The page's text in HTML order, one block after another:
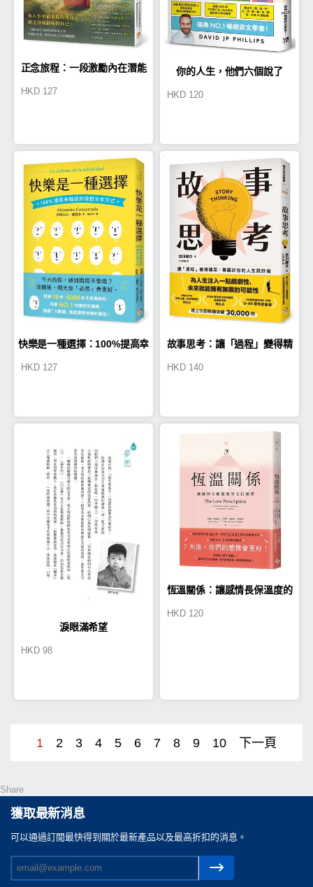
正念旅程：一段激勵內在潛能
HKD 127
你的人生，他們六個說了
HKD 120
快樂是一種選擇：100%提高幸
HKD 127
故事思考：讓「過程」變得精
HKD 140
淚眼滿希望
HKD 98
恆溫關係：讓感情長保溫度的
HKD 120
1 2 3 4 5 6 7 8 9 10 下一頁
Share
獲取最新消息
可以通過訂閲最快得到關於最新產品以及最高折扣的消息。